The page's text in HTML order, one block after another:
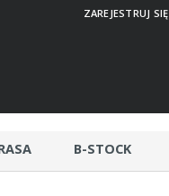
ZAREJESTRUJ SIĘ
B-STOCK